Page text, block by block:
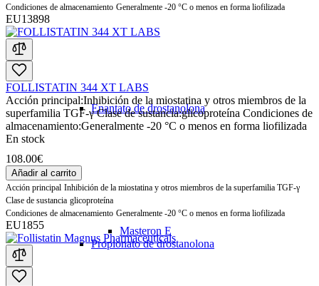
Enantato de drostanolona
Masteron E
Propionato de drostanolona
Condiciones de almacenamiento Generalmente -20 °C o menos en forma liofilizada
EU13898
FOLLISTATIN 344 XT LABS
Acción principal:Inhibición de la miostatina y otros miembros de la
superfamilia TGF-γ Clase de sustancia:glicoproteína Condiciones de
almacenamiento:Generalmente -20 °C o menos en forma liofilizada
En stock
108.00€
Añadir al carrito
Acción principal Inhibición de la miostatina y otros miembros de la superfamilia TGF-γ
Clase de sustancia glicoproteína
Condiciones de almacenamiento Generalmente -20 °C o menos en forma liofilizada
EU1855